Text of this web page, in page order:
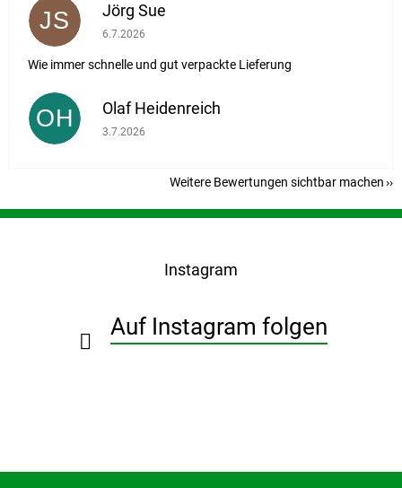
JS Jörg Sue
Die Shop-Bewertung beträgt 5 von 5 Sternen.
6.7.2026
Wie immer schnelle und gut verpackte Lieferung
OH Olaf Heidenreich
Die Shop-Bewertung beträgt 5 von 5 Sternen.
3.7.2026
Weitere Bewertungen sichtbar machen
F
Instagram
Auf Instagram folgen